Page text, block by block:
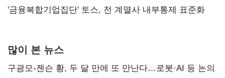
'금융복합기업집단' 토스, 전 계열사 내부통제 표준화
많이 본 뉴스
구광모-젠슨 황, 두 달 만에 또 만난다…로봇·AI 등 논의